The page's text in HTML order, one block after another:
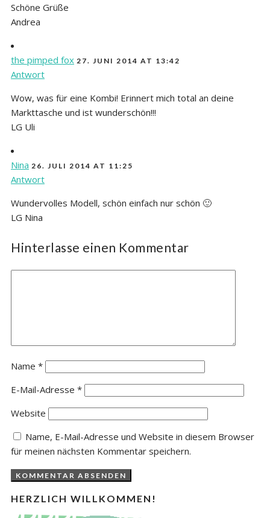
Schöne Grüße
Andrea
the pimped fox 27. JUNI 2014 AT 13:42
Antwort
Wow, was für eine Kombi! Erinnert mich total an deine
Markttasche und ist wunderschön!!!
LG Uli
Nina 26. JULI 2014 AT 11:25
Antwort
Wundervolles Modell, schön einfach nur schön 🙂
LG Nina
Hinterlasse einen Kommentar
Name *
E-Mail-Adresse *
Website
Name, E-Mail-Adresse und Website in diesem Browser
für meinen nächsten Kommentar speichern.
HERZLICH WILLKOMMEN!